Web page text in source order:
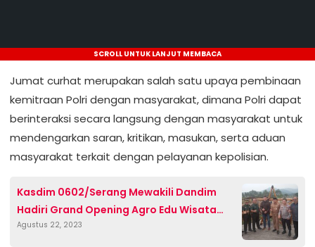
SCROLL UNTUK LANJUT MEMBACA
Jumat curhat merupakan salah satu upaya pembinaan
kemitraan Polri dengan masyarakat, dimana Polri dapat
berinteraksi secara langsung dengan masyarakat untuk
mendengarkan saran, kritikan, masukan, serta aduan
masyarakat terkait dengan pelayanan kepolisian.
Kasdim 0602/Serang Mewakili Dandim
Hadiri Grand Opening Agro Edu Wisata
Markaz Komobid
Agustus 22, 2023